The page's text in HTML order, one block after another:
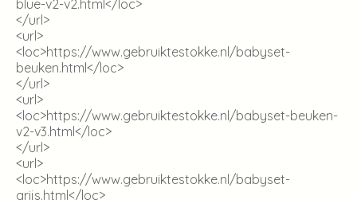
blue-v2-v2.html</loc>
</url>
<url>
<loc>https://www.gebruiktestokke.nl/babyset-
beuken.html</loc>
</url>
<url>
<loc>https://www.gebruiktestokke.nl/babyset-beuken-
v2-v3.html</loc>
</url>
<url>
<loc>https://www.gebruiktestokke.nl/babyset-
grijs.html</loc>